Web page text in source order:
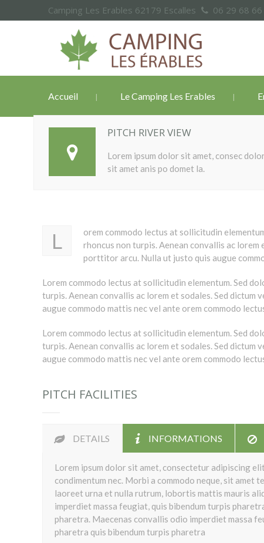
Camping Les Erables 62179 Escalles 06 29 68 66
Accueil Le Camping Les Erables
PITCH RIVER VIEW
Lorem ipsum dolor sit amet, consec dolor
sit amet anis po domet la.
L
orem commodo lectus at sollicitudin
rhoncus non turpis. Aenean convallis ac lorem
porttitor arcu. Nulla ut justo quis augue
Lorem commodo lectus at sollicitudin elementum. Sed
turpis. Aenean convallis ac lorem et sodales. Sed
augue commodo mattis nec vel ante orem commodo
Lorem commodo lectus at sollicitudin elementum. Sed
turpis. Aenean convallis ac lorem et sodales. Sed
augue commodo mattis nec vel ante orem commodo
PITCH FACILITIES
DETAILS INFORMATIONS
Lorem ipsum dolor sit amet, consectetur adipiscing
condimentum nec. Morbi a commodo neque, sit amet
laoreet urna et nulla rutrum, lobortis mattis mauris
imperdiet massa feugiat, quis bibendum turpis
pharetra. Maecenas convallis odio imperdiet massa
pharetra quis bibendum turpis pharetra